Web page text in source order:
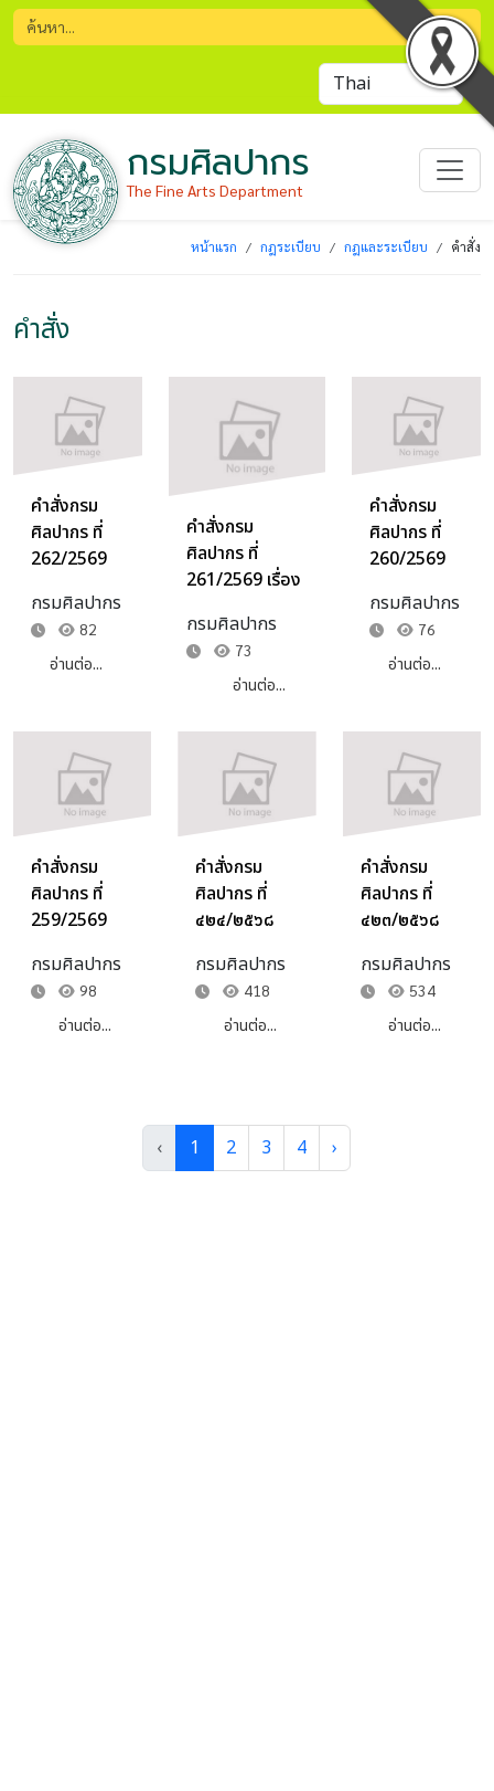
กรมศิลปากร
The Fine Arts Department
หน้าแรก กฎระเบียบ กฎและระเบียบ คำสั่ง
คำสั่ง
คำสั่งกรม
ศิลปากร ที่
262/2569
หมายและ
มอบอำนาจให้
รองอธิบดี
อธิบดีกรม
ศิลปากรใน
ฐานะ ผู้
บริหารการ
เสริมสร้าง
บทบาทหญิง
ชาย (Chief
Gender
Equality
CGEO)
กรมศิลปากร
82
อ่านต่อ...
คำสั่งกรม
ศิลปากร ที่
261/2569 เรื่อง
มอบอำนาจให้
รองอธิบดีกรม
ศิลปากรปฏิบัติ
ช่วยผู้ประสานงาน
คณะรัฐมนตรีและ
รัฐสภา
(Cabinet and
Liaison
Officer :
CPLO) แทน
อธิบดีกรม
ศิลปากร
กรมศิลปากร
73
อ่านต่อ...
คำสั่งกรม
ศิลปากร ที่
260/2569
หมายและ
มอบอำนาจให้
รองอธิบดี
อธิบดีกรม
ศิลปากรใน
ฐานะ ผู้
บริหารด้าน
ต่าง ๆ ตาม
กรอบการ
ประเมินผล
การปฏิบัติ
ราชการ
กรมศิลปากร
76
อ่านต่อ...
คำสั่งกรม
ศิลปากร ที่
259/2569
หมายและมอบ
อำนาจให้รอง
อธิบดีกรม
กรมศิลปากร
98
อ่านต่อ...
คำสั่งกรม
ศิลปากร ที่
๔๒๔/๒๕๖๘
คณะกรรมการ
ศูนย์ข้อมูล
ข่าวสารของ
ข้อมูลข่าวสาร
ของหน่วยงาน
กรมศิลปากร
418
อ่านต่อ...
คำสั่งกรม
ศิลปากร ที่
๔๒๓/๒๕๖๘
เจ้าหน้าที่
คุ้มครองข้อมูล
ส่วนบุคคล
กรมศิลปากร
534
อ่านต่อ...
‹ 1 2 3 4 ›